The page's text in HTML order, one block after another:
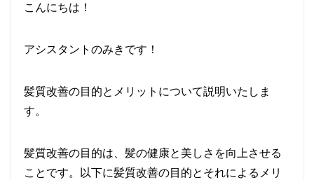
こんにちは！
アシスタントのみきです！
髪質改善の目的とメリットについて説明いたしま
す。
髪質改善の目的は、髪の健康と美しさを向上させる
ことです。以下に髪質改善の目的とそれによるメリ